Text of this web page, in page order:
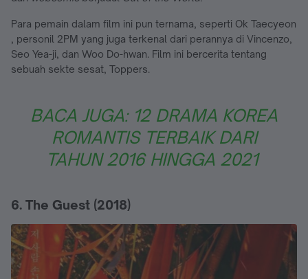
Para pemain dalam film ini pun ternama, seperti Ok Taecyeon
, personil 2PM yang juga terkenal dari perannya di Vincenzo,
Seo Yea-ji, dan Woo Do-hwan. Film ini bercerita tentang
sebuah sekte sesat, Toppers.
BACA JUGA: 12 DRAMA KOREA
ROMANTIS TERBAIK DARI
TAHUN 2016 HINGGA 2021
6. The Guest (2018)